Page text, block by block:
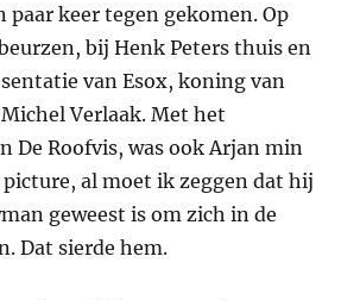
paar keer tegen gekomen. Op
bij Henk Peters thuis en
van Esox, koning van
Verlaak. Met het
De Roofvis, was ook Arjan min
al moet ik zeggen dat hij
geweest is om zich in de
Dat sierde hem.